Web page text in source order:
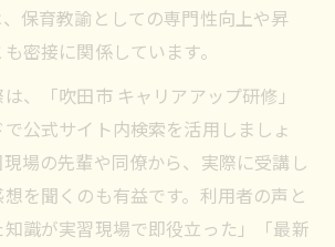
保育教諭としての専門性向上や昇
密接に関係しています。
、「吹田市 キャリアアップ研修」
公式サイト内検索を活用しましょ
場の先輩や同僚から、実際に受講し
を聞くのも有益です。利用者の声と
知識が実習現場で即役立った」「最新